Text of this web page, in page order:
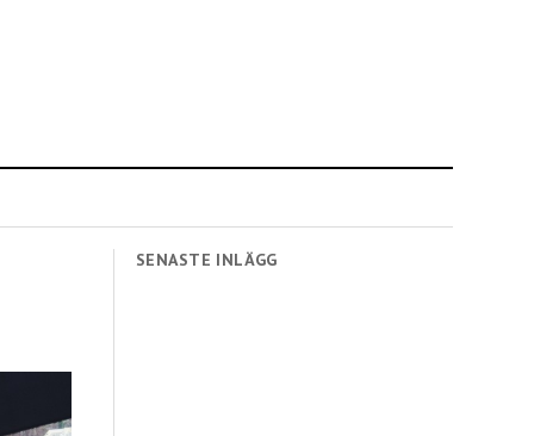
SENASTE INLÄGG